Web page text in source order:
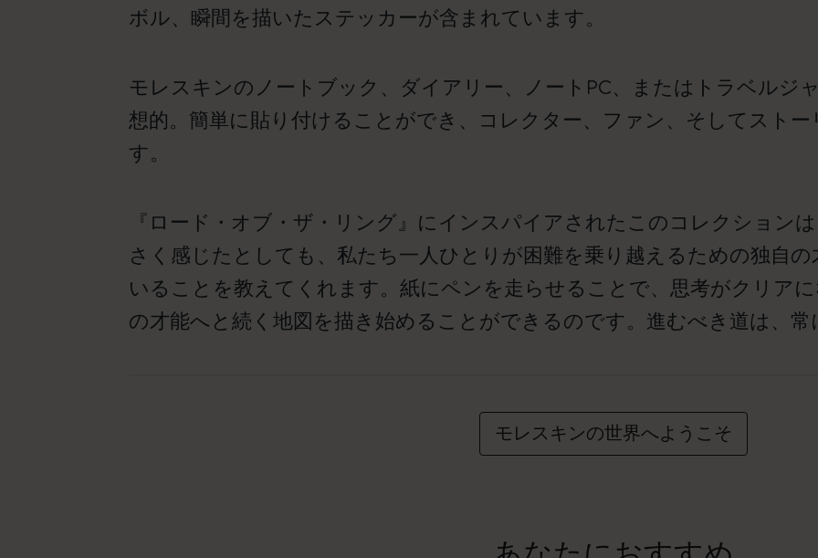
ボル、瞬間を描いたステッカーが含まれています。
モレスキンのノートブック、ダイアリー、ノートPC、またはトラベルジ
想的。簡単に貼り付けることができ、コレクター、ファン、そしてスト
す。
『ロード・オブ・ザ・リング』にインスパイアされたこのコレクション
さく感じたとしても、私たち一人ひとりが困難を乗り越えるための独自
いることを教えてくれます。紙にペンを走らせることで、思考がクリア
の才能へと続く地図を描き始めることができるのです。進むべき道は、
モレスキンの世界へようこそ